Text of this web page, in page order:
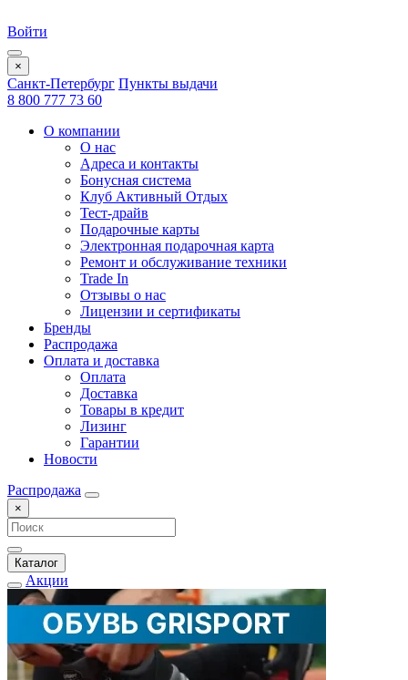
Войти
×
Санкт-Петербург Пункты выдачи
8 800 777 73 60
О компании
О нас
Адреса и контакты
Бонусная система
Клуб Активный Отдых
Тест-драйв
Подарочные карты
Электронная подарочная карта
Ремонт и обслуживание техники
Trade In
Отзывы о нас
Лицензии и сертификаты
Бренды
Распродажа
Оплата и доставка
Оплата
Доставка
Товары в кредит
Лизинг
Гарантии
Новости
Распродажа
×
Каталог
Акции